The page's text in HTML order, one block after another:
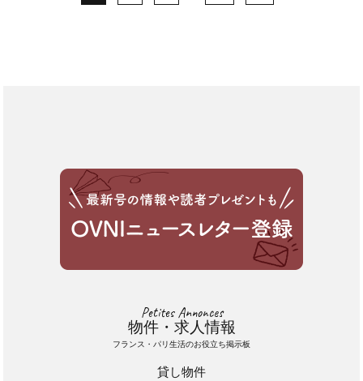
Petites Annonces
物件・求人情報
フランス・パリ生活のお役立ち掲示板
貸し物件